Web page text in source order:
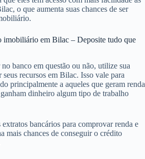
o que aumenta suas chances de ser
imobiliário em Bilac – Deposite tudo que
banco em questão ou não, utilize sua
recursos em Bilac. Isso vale para
principalmente a aqueles que geram renda
dinheiro algum tipo de trabalho
bancários para comprovar renda e
mais chances de conseguir o crédito